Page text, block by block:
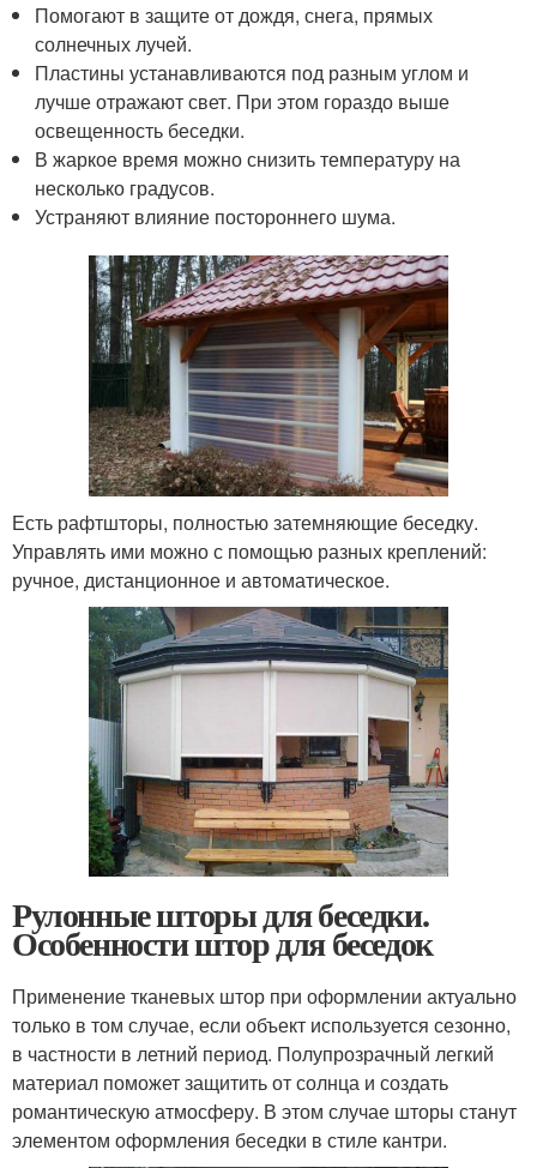
Помогают в защите от дождя, снега, прямых
солнечных лучей.
Пластины устанавливаются под разным углом и
лучше отражают свет. При этом гораздо выше
освещенность беседки.
В жаркое время можно снизить температуру на
несколько градусов.
Устраняют влияние постороннего шума.
Есть рафтшторы, полностью затемняющие беседку.
Управлять ими можно с помощью разных креплений:
ручное, дистанционное и автоматическое.
Рулонные шторы для беседки.
Особенности штор для беседок
Применение тканевых штор при оформлении актуально
только в том случае, если объект используется сезонно,
в частности в летний период. Полупрозрачный легкий
материал поможет защитить от солнца и создать
романтическую атмосферу. В этом случае шторы станут
элементом оформления беседки в стиле кантри.